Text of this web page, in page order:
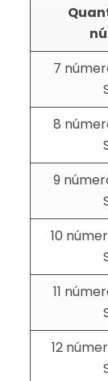
7
8
9
10
11
12